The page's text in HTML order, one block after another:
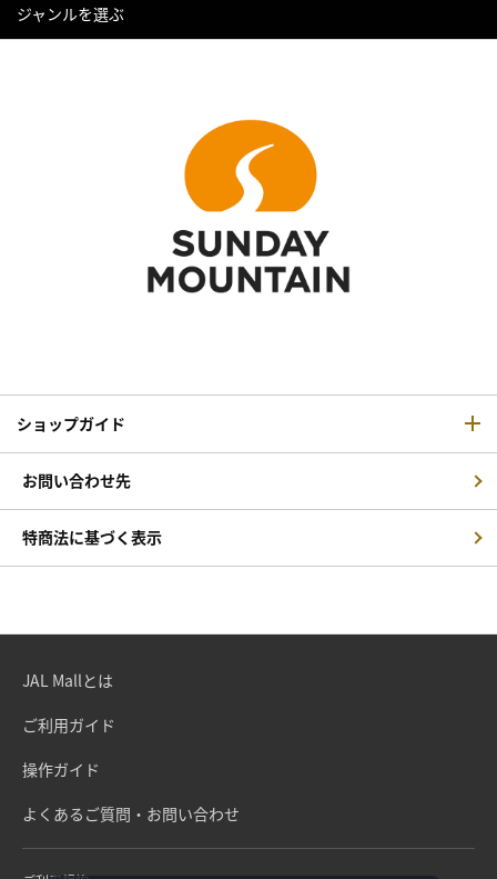
ジャンルを選ぶ
ショップガイド
お問い合わせ先
特商法に基づく表示
JAL Mallとは
ご利用ガイド
操作ガイド
よくあるご質問・お問い合わせ